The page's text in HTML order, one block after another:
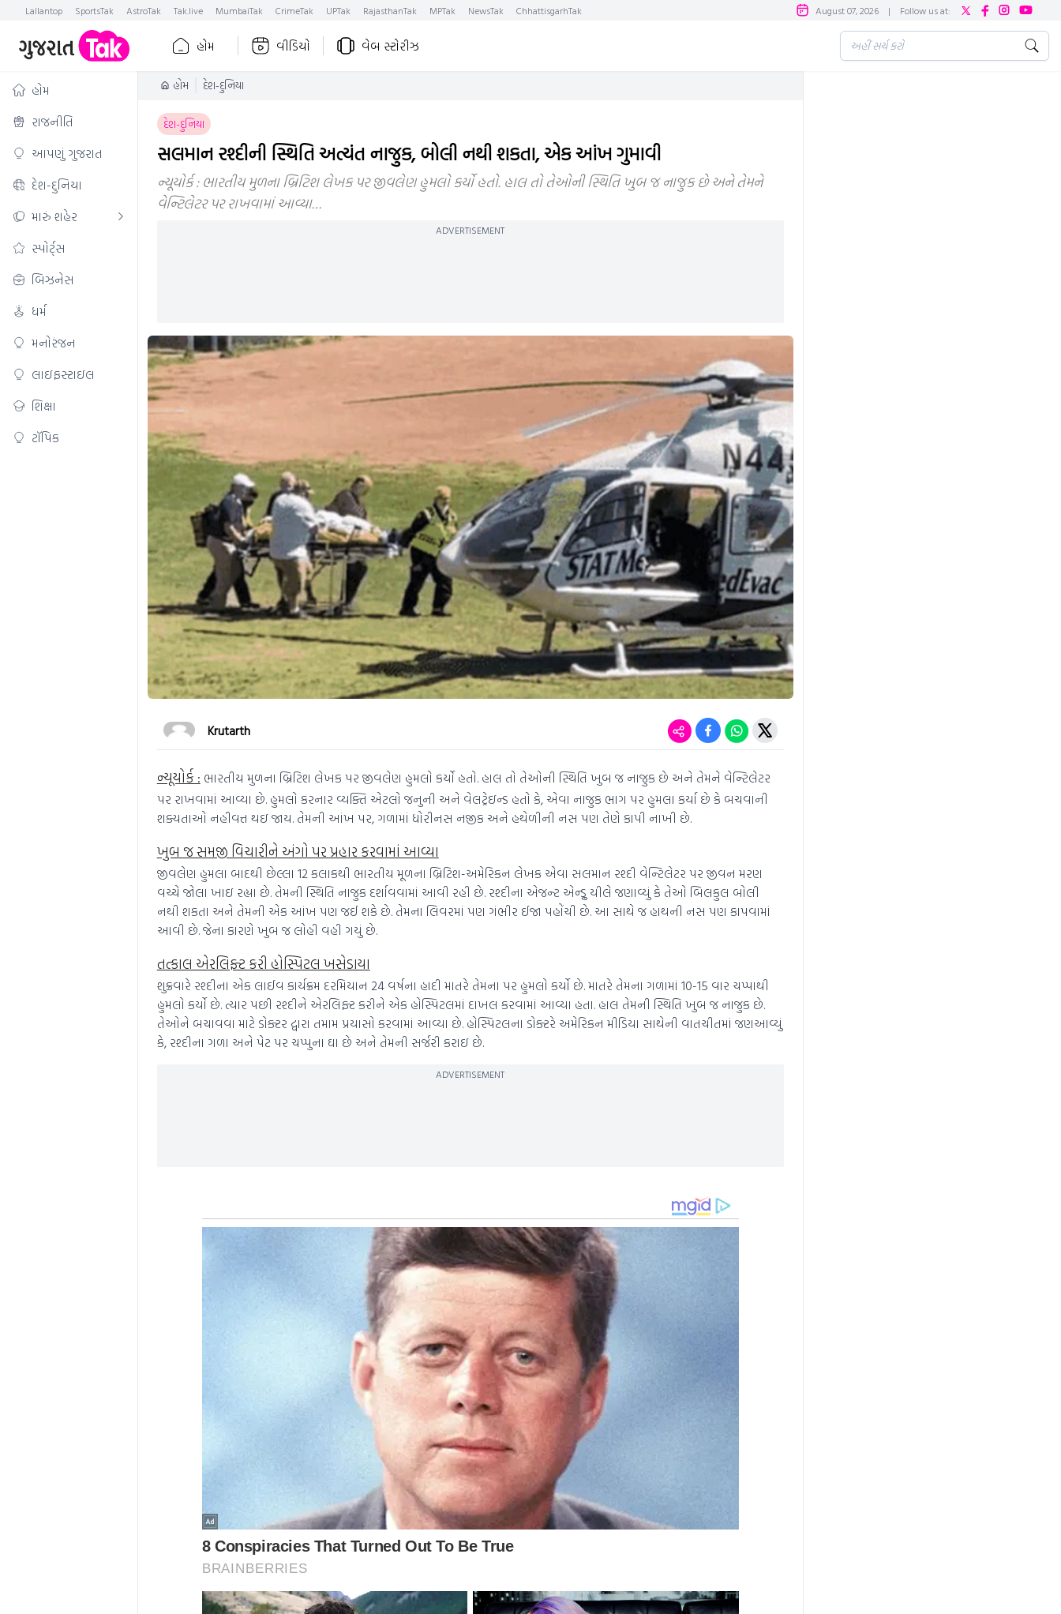
Lallantop SportsTak AstroTak Tak.live MumbaiTak CrimeTak UPTak RajasthanTak MPTak NewsTak ChhattisgarhTak August 07, 2026 | Follow us at:
હોમ વીડિયો વેબ સ્ટોરીઝ
હોમ
રાજનીતિ
આપણું ગુજરાત
દેશ-દુનિયા
મારું શહેર
સ્પોર્ટ્સ
બિઝનેસ
ધર્મ
મનોરંજન
લાઇફસ્ટાઇલ
શિક્ષા
ટૉપિક
હોમ દેશ-દુનિયા
દેશ-દુનિયા
સલમાન રશ્દીની સ્થિતિ અત્યંત નાજુક, બોલી નથી શકતા, એક આંખ ગુમાવી
ન્યૂયોર્ક : ભારતીય મુળના બ્રિટિશ લેખક પર જીવલેણ હુમલો કર્યો હતો. હાલ તો તેઓની સ્થિતિ ખુબ જ નાજુક છે અને તેમને
વેન્ટિલેટર પર રાખવામાં આવ્યા…
ADVERTISEMENT
Krutarth
ન્યૂયોર્ક : ભારતીય મુળના બ્રિટિશ લેખક પર જીવલેણ હુમલો કર્યો હતો. હાલ તો તેઓની સ્થિતિ ખુબ જ નાજુક છે અને તેમને વેન્ટિલેટર
પર રાખવામાં આવ્યા છે. હુમલો કરનાર વ્યક્તિ એટલો જનુની અને વેલટ્રેઇન્ડ હતો કે, એવા નાજુક ભાગ પર હુમલા કર્યા છે કે બચવાની
શક્યતાઓ નહીવત્ત થઇ જાય. તેમની આંખ પર, ગળામાં ધોરીનસ નજીક અને હથેળીની નસ પણ તેણે કાપી નાખી છે.
ખુબ જ સમજી વિચારીને અંગો પર પ્રહાર કરવામાં આવ્યા
જીવલેણ હુમલા બાદથી છેલ્લા 12 કલાકથી ભારતીય મૂળના બ્રિટિશ-અમેરિકન લેખક એવા સલમાન રશ્દી વેન્ટિલેટર પર જીવન મરણ
વચ્ચે જોલા ખાઇ રહ્યા છે. તેમની સ્થિતિ નાજુક દર્શાવવામાં આવી રહી છે. રશ્દીના એજન્ટ એન્ડ્રુ યીલે જણાવ્યું કે તેઓ બિલકુલ બોલી
નથી શકતા અને તેમની એક આંખ પણ જઈ શકે છે. તેમના લિવરમાં પણ ગંભીર ઈજા પહોંચી છે. આ સાથે જ હાથની નસ પણ કાપવામાં
આવી છે. જેના કારણે ખુબ જ લોહી વહી ગયું છે.
તત્કાલ એરલિફ્ટ કરી હોસ્પિટલ ખસેડાયા
શુક્રવારે રશ્દીના એક લાઈવ કાર્યક્રમ દરમિયાન 24 વર્ષના હાદી માતરે તેમના પર હુમલો કર્યો છે. માતરે તેમના ગળામાં 10-15 વાર ચપ્પાથી
હુમલો કર્યો છે. ત્યાર પછી રશ્દીને એરલિફ્ટ કરીને એક હોસ્પિટલમાં દાખલ કરવામાં આવ્યા હતા. હાલ તેમની સ્થિતિ ખુબ જ નાજુક છે.
તેઓને બચાવવા માટે ડોક્ટર દ્વારા તમામ પ્રયાસો કરવામાં આવ્યા છે. હોસ્પિટલના ડોક્ટરે અમેરિકન મીડિયા સાથેની વાતચીતમાં જણઆવ્યું
કે, રશ્દીના ગળા અને પેટ પર ચપ્પુના ઘા છે અને તેમની સર્જરી કરાઇ છે.
ADVERTISEMENT